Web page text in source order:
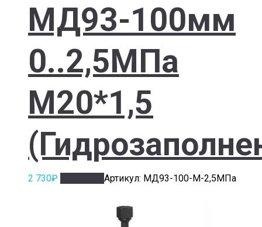
МД93-100мм
0..2,5МПа
М20*1,5
2 730₽ Артикул: МД93-100-М-2,5МПа